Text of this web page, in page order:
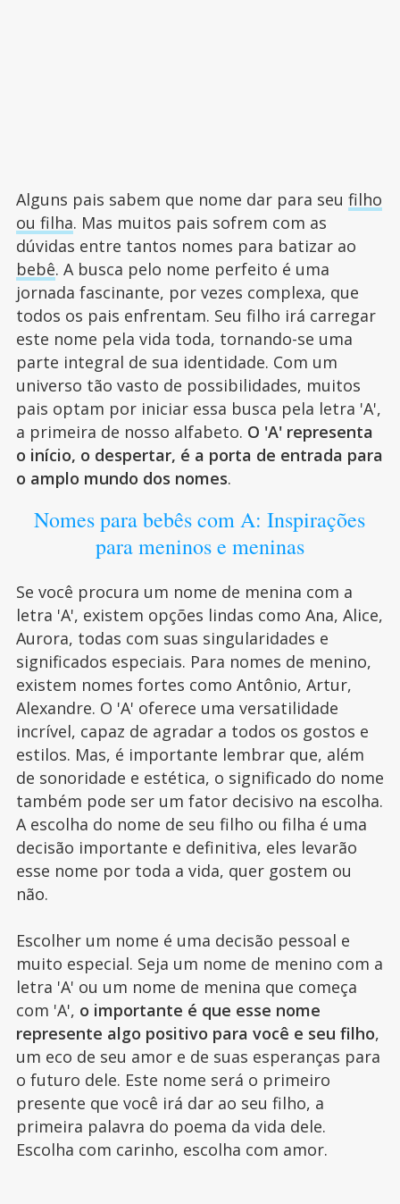
Alguns pais sabem que nome dar para seu filho
ou filha. Mas muitos pais sofrem com as
dúvidas entre tantos nomes para batizar ao
bebê. A busca pelo nome perfeito é uma
jornada fascinante, por vezes complexa, que
todos os pais enfrentam. Seu filho irá carregar
este nome pela vida toda, tornando-se uma
parte integral de sua identidade. Com um
universo tão vasto de possibilidades, muitos
pais optam por iniciar essa busca pela letra 'A',
a primeira de nosso alfabeto. O 'A' representa
o início, o despertar, é a porta de entrada para
o amplo mundo dos nomes.
Nomes para bebês com A: Inspirações
para meninos e meninas
Se você procura um nome de menina com a
letra 'A', existem opções lindas como Ana, Alice,
Aurora, todas com suas singularidades e
significados especiais. Para nomes de menino,
existem nomes fortes como Antônio, Artur,
Alexandre. O 'A' oferece uma versatilidade
incrível, capaz de agradar a todos os gostos e
estilos. Mas, é importante lembrar que, além
de sonoridade e estética, o significado do nome
também pode ser um fator decisivo na escolha.
A escolha do nome de seu filho ou filha é uma
decisão importante e definitiva, eles levarão
esse nome por toda a vida, quer gostem ou
não.
Escolher um nome é uma decisão pessoal e
muito especial. Seja um nome de menino com a
letra 'A' ou um nome de menina que começa
com 'A', o importante é que esse nome
represente algo positivo para você e seu filho,
um eco de seu amor e de suas esperanças para
o futuro dele. Este nome será o primeiro
presente que você irá dar ao seu filho, a
primeira palavra do poema da vida dele.
Escolha com carinho, escolha com amor.